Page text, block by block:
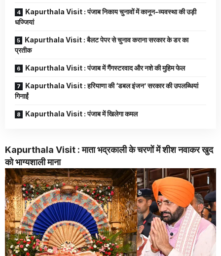
Kapurthala Visit : पंजाब निकाय चुनावों में कानून-व्यवस्था की उड़ी
धज्जियां
Kapurthala Visit : बैलट पेपर से चुनाव कराना सरकार के डर का
प्रतीक
Kapurthala Visit : पंजाब में गैंगस्टरवाद और नशे की मुहिम फेल
Kapurthala Visit : हरियाणा की ‘डबल इंजन’ सरकार की उपलब्धियां
गिनाईं
Kapurthala Visit : पंजाब में खिलेगा कमल
Kapurthala Visit : माता भद्रकाली के चरणों में शीश नवाकर खुद
को भाग्यशाली माना